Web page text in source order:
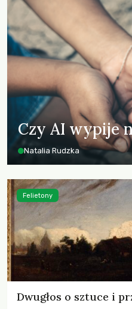
Czy AI wypije
Natalia Rudzka
Dwugłos o sztuce i
Felietony